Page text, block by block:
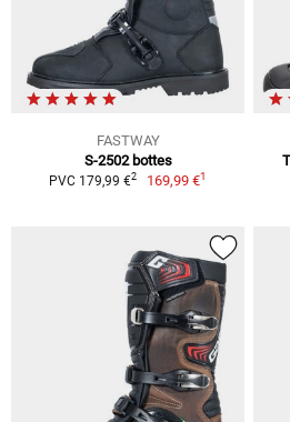
FASTWAY
S-2502 bottes
PVC 179,99 €2 169,99 €1